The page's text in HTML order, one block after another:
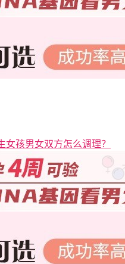
孩男女双方怎么调理？